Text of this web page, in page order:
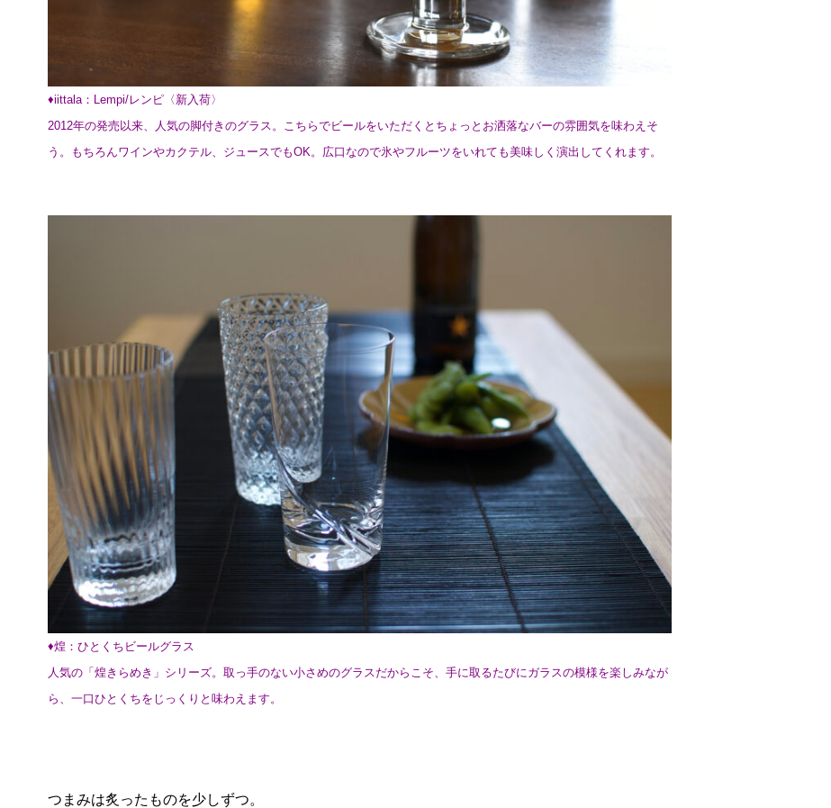
♦︎iittala：Lempi/レンピ〈新入荷〉
2012年の発売以来、人気の脚付きのグラス。こちらでビールをいただくとちょっとお洒落なバーの雰囲気を味わえそ
う。もちろんワインやカクテル、ジュースでもOK。広口なので氷やフルーツをいれても美味しく演出してくれます。
♦︎煌：ひとくちビールグラス
人気の「煌きらめき」シリーズ。取っ手のない小さめのグラスだからこそ、手に取るたびにガラスの模様を楽しみなが
ら、一口ひとくちをじっくりと味わえます。
つまみは炙ったものを少しずつ。